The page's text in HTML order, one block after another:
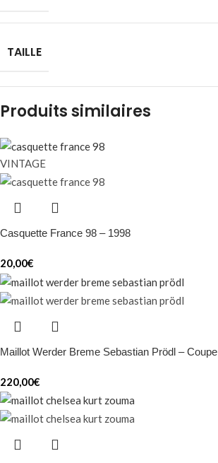
TAILLE
Produits similaires
VINTAGE
Casquette France 98 – 1998
20,00€
Maillot Werder Breme Sebastian Prödl –
220,00€